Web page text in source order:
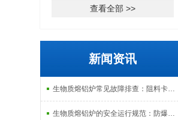
查看全部 >>
新闻资讯
生物质熔铝炉常见故障排查：阻料卡料、火嘴结焦与烟气排放异常的处理
生物质熔铝炉的安全运行规范：防爆、防泄漏与应急处理机制